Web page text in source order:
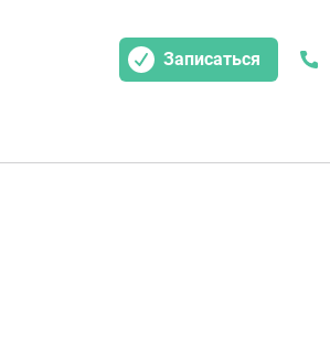
Записаться